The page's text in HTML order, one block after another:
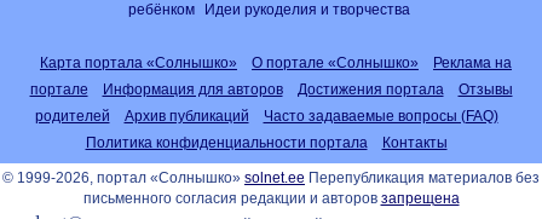
ребёнком
Идеи рукоделия и творчества
Карта портала «Солнышко» О портале «Солнышко»
Реклама на
портале
Информация для авторов Достижения портала
Отзывы
родителей
Архив публикаций
Часто задаваемые вопросы (FAQ)
Политика конфиденциальности портала
Контакты
© 1999-2026, портал «Солнышко» solnet.ee Перепубликация материалов без
письменного согласия редакции и авторов запрещена